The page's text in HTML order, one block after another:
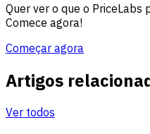
Quer ver o que o PriceLabs
Comece agora!
Começar agora
Artigos
Ver todos